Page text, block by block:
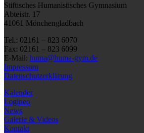
Stiftisches Humanistisches Gymnasium
Abteistr. 17
41061 Mönchengladbach
Tel.: 02161 – 823 6070
Fax: 02161 – 823 6099
E-Mail: huma@huma-gym.de
Impressum
Datenschutzerklärung
Kalender
Logineo
News
Galerie & Videos
Kontakt